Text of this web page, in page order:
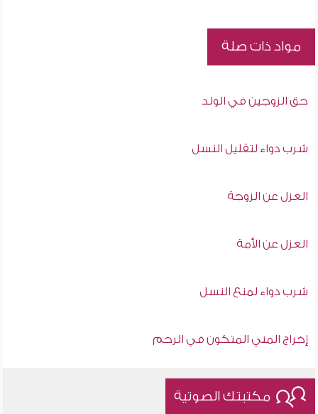
مواد ذات صلة
حق الزوجين في الولد
شرب دواء لتقليل النسل
العزل عن الزوجة
العزل عن الأمة
شرب دواء لمنع النسل
إخراج المني المتكون في الرحم
مكتبتك الصوتية